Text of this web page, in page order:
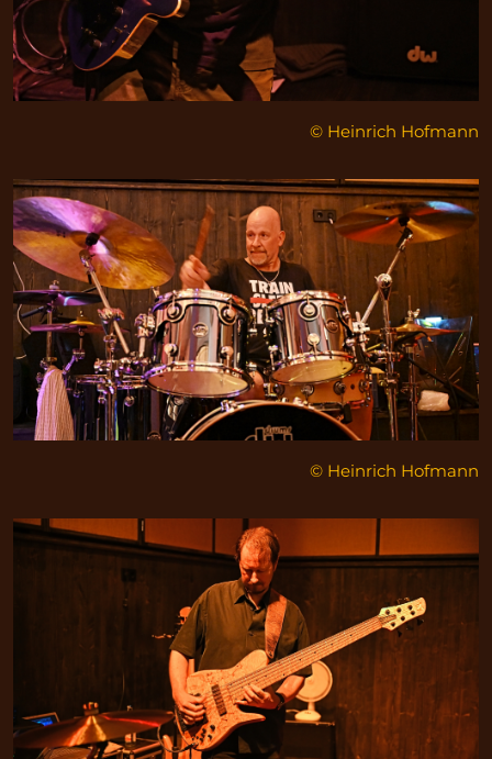
© Heinrich Hofmann
© Heinrich Hofmann